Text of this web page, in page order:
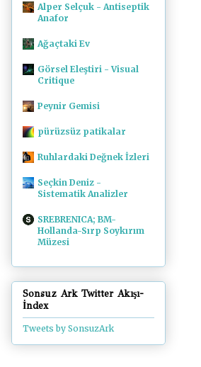
Alper Selçuk - Antiseptik
Anafor
Ağaçtaki Ev
Görsel Eleştiri - Visual
Critique
Peynir Gemisi
pürüzsüz patikalar
Ruhlardaki Değnek İzleri
Seçkin Deniz -
Sistematik Analizler
SREBRENICA; BM-
Hollanda-Sırp Soykırım
Müzesi
Sonsuz Ark Twitter Akışı-
İndex
Tweets by SonsuzArk